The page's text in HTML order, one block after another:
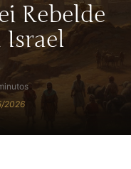
Rebelde
2026